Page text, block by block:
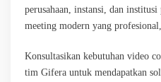
perusahaan, instansi, dan
meeting modern yang
Konsultasikan kebutuhan video
tim Gifera untuk mendapatkan